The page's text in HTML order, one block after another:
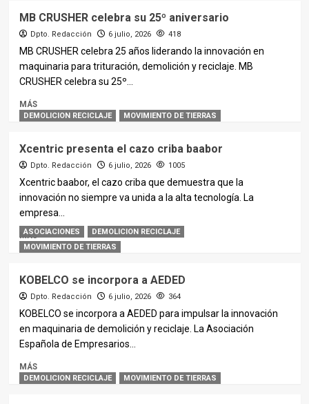
MB CRUSHER celebra su 25º aniversario
Dpto. Redacción 6 julio, 2026 418
MB CRUSHER celebra 25 años liderando la innovación en
maquinaria para trituración, demolición y reciclaje. MB
CRUSHER celebra su 25º...
MÁS
DEMOLICION RECICLAJE MOVIMIENTO DE TIERRAS
Xcentric presenta el cazo criba baabor
Dpto. Redacción 6 julio, 2026 1005
Xcentric baabor, el cazo criba que demuestra que la
innovación no siempre va unida a la alta tecnología. La
empresa...
MÁS
ASOCIACIONES
DEMOLICION RECICLAJE
MOVIMIENTO DE TIERRAS
KOBELCO se incorpora a AEDED
Dpto. Redacción 6 julio, 2026 364
KOBELCO se incorpora a AEDED para impulsar la innovación
en maquinaria de demolición y reciclaje. La Asociación
Española de Empresarios...
MÁS
DEMOLICION RECICLAJE MOVIMIENTO DE TIERRAS